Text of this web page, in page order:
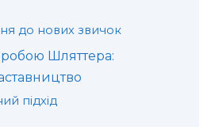
до нових звичок
Шляттера:
підхід